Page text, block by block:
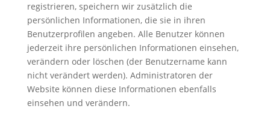
registrieren, speichern wir zusätzlich die
persönlichen Informationen, die sie in ihren
Benutzerprofilen angeben. Alle Benutzer können
jederzeit ihre persönlichen Informationen einsehen,
verändern oder löschen (der Benutzername kann
nicht verändert werden). Administratoren der
Website können diese Informationen ebenfalls
einsehen und verändern.